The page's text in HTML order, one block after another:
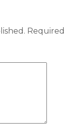
Required